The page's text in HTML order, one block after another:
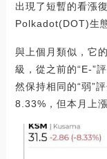
出現了短暫的看漲
Polkadot(DOT)生
與上個月類似，它
級，從之前的“E-”
然保持相同的“弱”
8.33%，但本月上